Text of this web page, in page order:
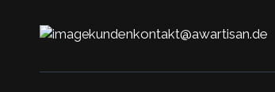
kundenkontakt@awartisan.de